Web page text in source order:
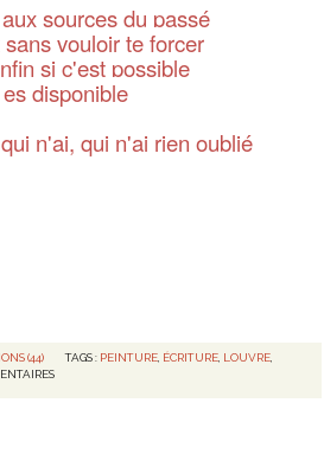
sources du passé
vouloir te forcer
si c'est possible
disponible
n'ai, qui n'ai rien oublié
(44) TAGS : PEINTURE ÉCRITURE LOUVRE